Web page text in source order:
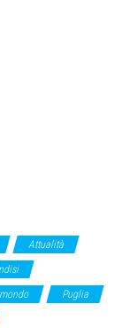
Attualità
Puglia